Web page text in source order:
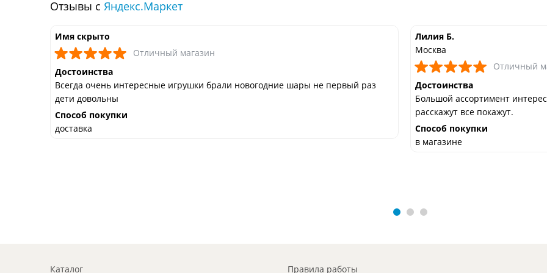
Отзывы с Яндекс.Маркет
Имя скрыто
Отличный магазин
Достоинства
Всегда очень интересные игрушки брали новогодние шары не первый раз
дети довольны
Способ покупки
доставка
Лилия Б.
Москва
Отличный
Достоинства
Большой ассортимент
расскажут все покажут.
Способ покупки
в магазине
Каталог Правила работы